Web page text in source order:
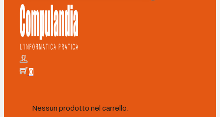
0
Nessun prodotto nel carrello.